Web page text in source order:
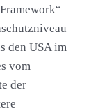
den USA im
vom
der